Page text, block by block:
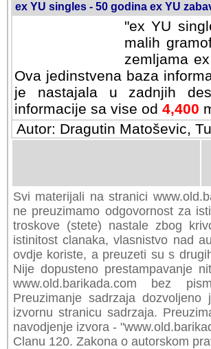
ex YU singles - 50 godina ex YU
"ex YU
malih
zemljama
Ova jedinstvena baza
je nastajala u zadnjih
informacije sa vise od 4,400
Autor: Dragutin Matoševic,
Svi materijali na stranici
preuzimamo odgovornost za
troskove (stete) nastale zbog
istinitost clanaka, vlasnistvo nad
ovdje koriste, a preuzeti su s
Nije dopusteno prestampavanje
www.old.barikada.com bez
Preuzimanje sadrzaja
izvornu stranicu sadrzaja.
navodjenje izvora -
Clanu 120. Zakona o autorskom